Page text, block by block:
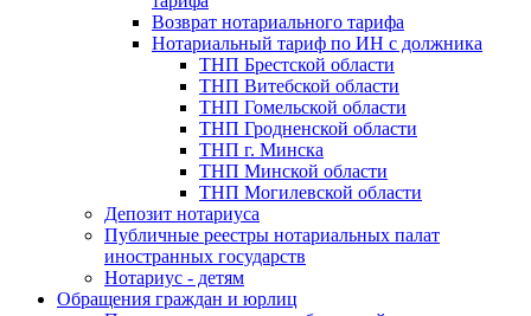
Возврат нотариального тарифа
Нотариальный тариф по ИН с должника
ТНП Брестской области
ТНП Витебской области
ТНП Гомельской области
ТНП Гродненской области
ТНП г. Минска
ТНП Минской области
ТНП Могилевской области
Депозит нотариуса
Публичные реестры нотариальных палат
иностранных государств
Нотариус - детям
Обращения граждан и юрлиц